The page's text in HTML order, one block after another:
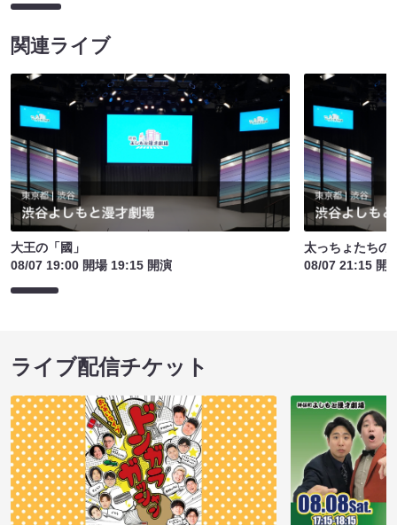
関連ライブ
大王の「國」
08/07 19:00 開場 19:15 開演
太っちょたちの
08/07 21:15 開
ライブ配信チケット